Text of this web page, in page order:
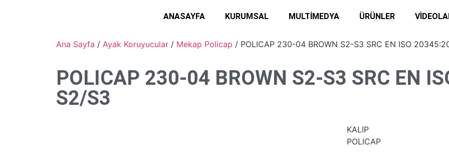
ANASAYFA KURUMSAL MULTİMEDYA ÜRÜNLER
Ana Sayfa / Ayak Koruyucular / Mekap Policap / POLICAP 230-04 BROWN S2-S3 SRC EN ISO
POLICAP 230-04 BROWN S2-S3 SRC EN
S2/S3
KALIP
POLICAP